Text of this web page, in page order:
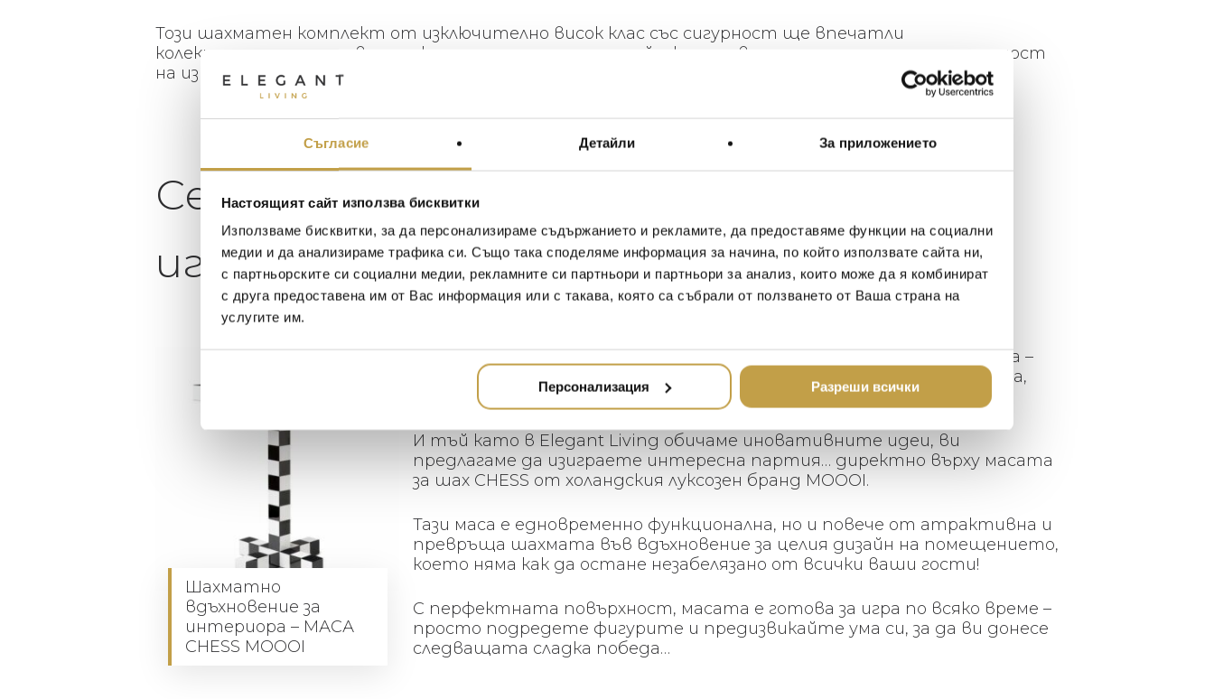
Съгласие Детайли За приложението
Настоящият сайт използва бисквитки
Използваме бисквитки, за да персонализираме съдържанието и рекламите, да предоставяме функции на социални
медии и да анализираме трафика си. Също така споделяме информация за начина, по който използвате сайта ни,
с партньорските си социални медии, рекламните си партньори и партньори за анализ, които може да я комбинират
с друга предоставена им от Вас информация или с такава, която са събрали от ползването от Ваша страна на
услугите им.
Персонализация Разреши всички
Този шахматен комплект от изключително висок клас със сигурност ще впечатли
колекционерите, със своя уникален и пленителен дизайн, качество на материалите и прецизност
на изработката до най-малкия детайл.
Семейни забавления край масата за
игра
Шахматно
вдъхновение за
интериора – МАСА
CHESS MOOOI
Играта на шах е страхотен начин да съберете близките си у дома –
това е едно хоби, което развива логическото мислене и интелекта,
подходящо за малки и големи.
И тъй като в Elegant Living обичаме иновативните идеи, ви
предлагаме да изиграете интересна партия… директно върху масата
за шах CHESS от холандския луксозен бранд MOOOI.
Тази маса е едновременно функционална, но и повече от атрактивна и
превръща шахмата във вдъхновение за целия дизайн на помещението,
което няма как да остане незабелязано от всички ваши гости!
С перфектната повърхност, масата е готова за игра по всяко време –
просто подредете фигурите и предизвикайте ума си, за да ви донесе
следващата сладка победа…